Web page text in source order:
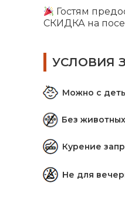
Гостям
СКИДКА на
УСЛОВИЯ
Можно с
Без животных
Курение
Не для